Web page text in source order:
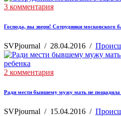
3 комментария
Господа, вы звери! Сотрудники московского
SVPjournal / 28.04.2016 /
2 комментария
Ради мести бывшему мужу мать не пощадила
SVPjournal / 15.04.2016 /